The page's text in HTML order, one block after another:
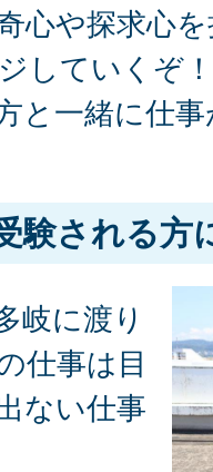
心や探求心
していくぞ
と一緒に仕
験される方
岐に渡り
仕事は目
ない仕事